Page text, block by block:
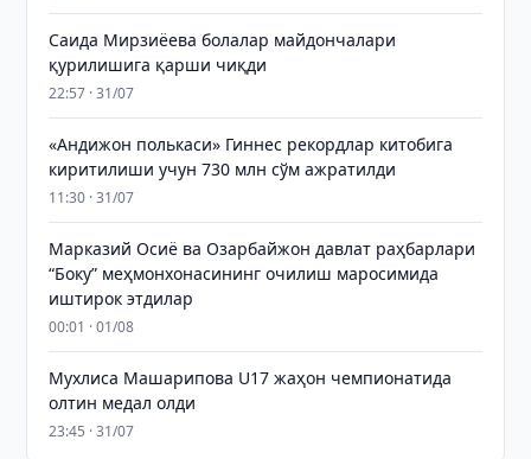
Саида Мирзиёева болалар майдончалари
қурилишига қарши чиқди
22:57 · 31/07
«Андижон полькаси» Гиннес рекордлар китобига
киритилиши учун 730 млн сўм ажратилди
11:30 · 31/07
Марказий Осиё ва Озарбайжон давлат раҳбарлари
“Боку” меҳмонхонасининг очилиш маросимида
иштирок этдилар
00:01 · 01/08
Мухлиса Машарипова U17 жаҳон чемпионатида
олтин медал олди
23:45 · 31/07